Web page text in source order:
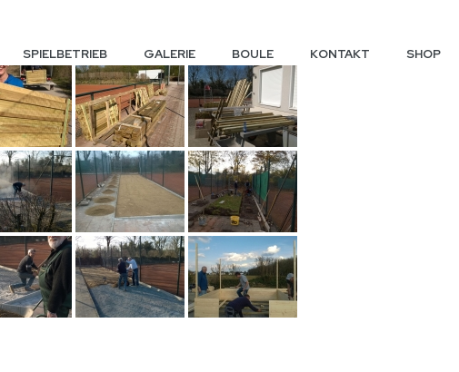
SPIELBETRIEB GALERIE BOULE KONTAKT SHOP